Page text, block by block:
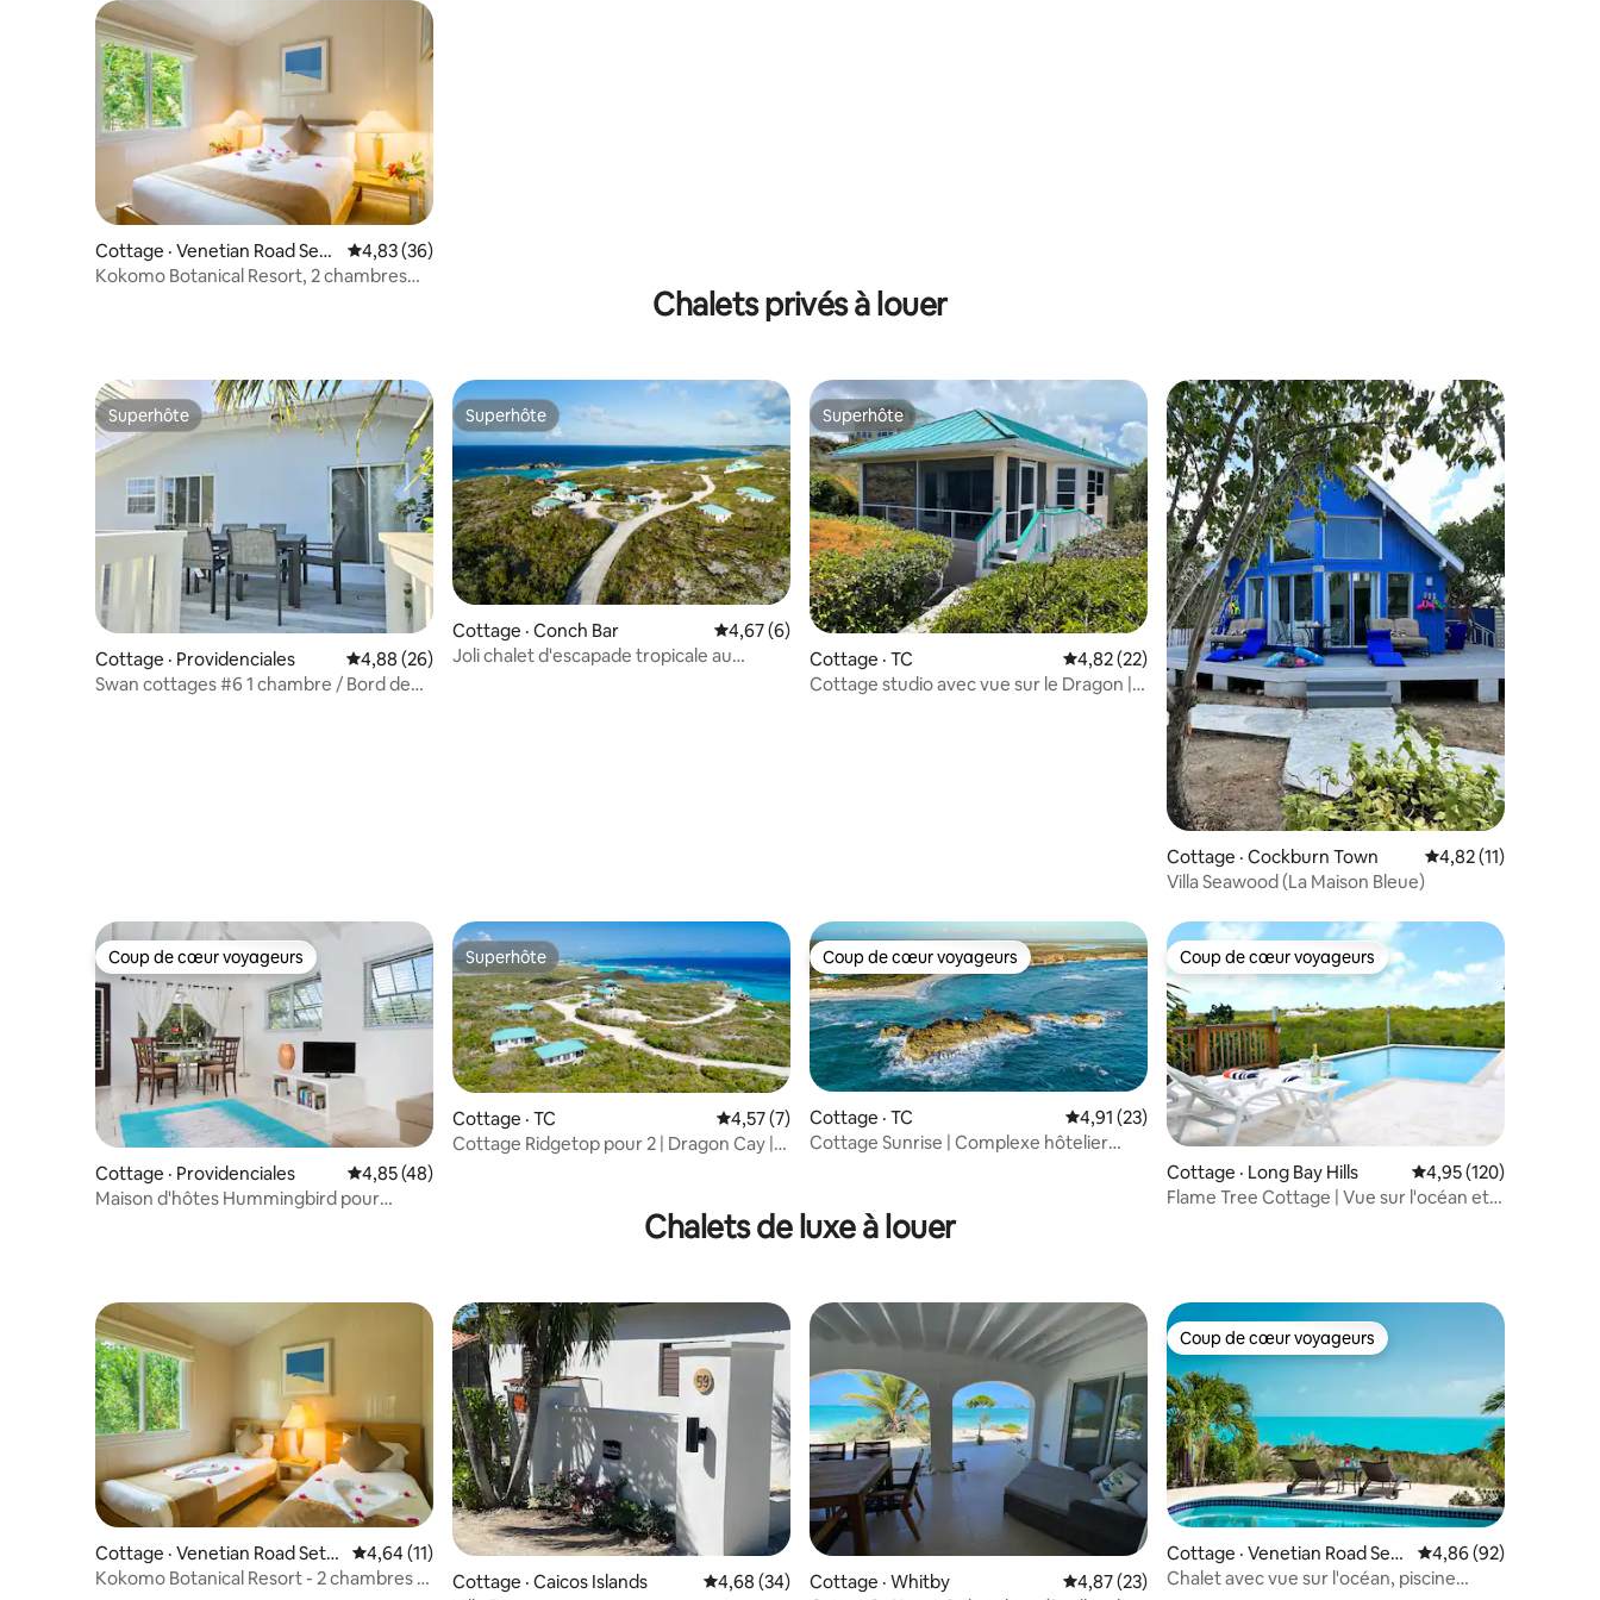
Cottage · Venetian Road Settl
ement
Note moyenne de 4,83 sur 5, 36 commentaires
4,83 (36)
Kokomo Botanical Resort, 2 chambres
Chalets privés à louer
Superhôte
Superhôte
Cottage · Providenciales Note moyenne de 4,88 sur 5, 26 commentaires
4,88 (26)
Swan cottages #6 1 chambre / Bord de
Superhôte
Superhôte
Cottage · Conch Bar Note moyenne de 4,67 sur 5, 6 commentaires
4,67 (6)
Joli chalet d'escapade tropicale au
Superhôte
Superhôte
Cottage · TC Note moyenne de 4,82 sur 5, 22 commentaires
4,82 (22)
Cottage studio avec vue sur le Dragon |
Cottage · Cockburn Town Note moyenne de
4,82 (11)
Villa Seawood (La Maison Bleue)
Coup de cœur voyageurs
Coup de cœur voyageurs
Cottage · Providenciales Note moyenne de 4,85 sur 5, 48 commentaires
4,85 (48)
Maison d'hôtes Hummingbird pour
Superhôte
Superhôte
Cottage · TC Note moyenne de 4,57 sur 5, 7 commentaires
4,57 (7)
Cottage Ridgetop pour 2 | Dragon Cay |
Coup de cœur voyageurs
Coup de cœur voyageurs
Cottage · TC Note moyenne de 4,91 sur 5, 23 commentaires
4,91 (23)
Cottage Sunrise | Complexe hôtelier
Coup de cœur voyageurs
Coup de cœur voyageurs
Cottage · Long Bay Hills Note moyenne de
4,95 (120)
Flame Tree Cottage | Vue sur l'océan et
Chalets de luxe à louer
Cottage · Venetian Road Settl
ement
Note moyenne de 4,64 sur 5, 11 commentaires
4,64 (11)
Kokomo Botanical Resort - 2 chambres (1
Cottage · Caicos Islands Note moyenne de 4,68 sur 5, 34 commentaires
4,68 (34)
Cottage · Whitby Note moyenne de 4,87 sur 5, 23 commentaires
4,87 (23)
Coup de cœur voyageurs
Coup de cœur voyageurs
Cottage · Venetian Road Settl
ement
Note moyenne de
4,86 (92)
Chalet avec vue sur l'océan, piscine